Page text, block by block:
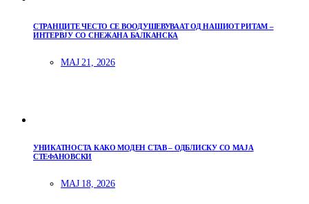
СТРАНЦИТЕ ЧЕСТО СЕ ВООДУШЕВУВААТ ОД НАШИОТ РИТАМ –
ИНТЕРВЈУ СО СНЕЖАНА БАЛКАНСКА
МАЈ 21, 2026
УНИКАТНОСТА КАКО МОДЕН СТАВ – ОДБЛИСКУ СО МАЈА
СТЕФАНОВСКИ
МАЈ 18, 2026